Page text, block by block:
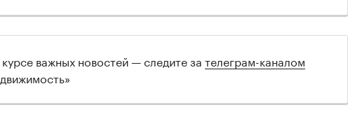
курсе важных новостей — следите за телеграм-каналом